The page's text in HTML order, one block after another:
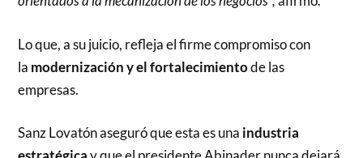
Lo que, a su juicio, refleja el firme compromiso con
la modernización y el fortalecimientode las
empresas.
Sanz Lovatón aseguró que esta es una industria